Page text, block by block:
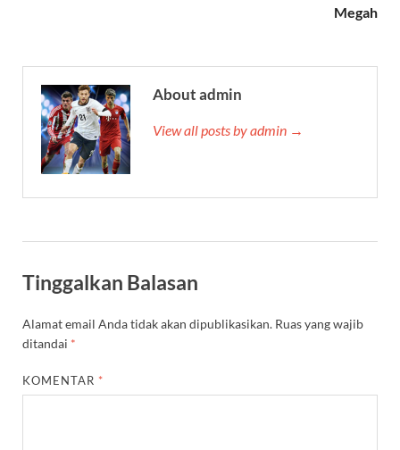
Megah
About admin
View all posts by admin →
Tinggalkan Balasan
Alamat email Anda tidak akan dipublikasikan. Ruas yang wajib
ditandai *
KOMENTAR *